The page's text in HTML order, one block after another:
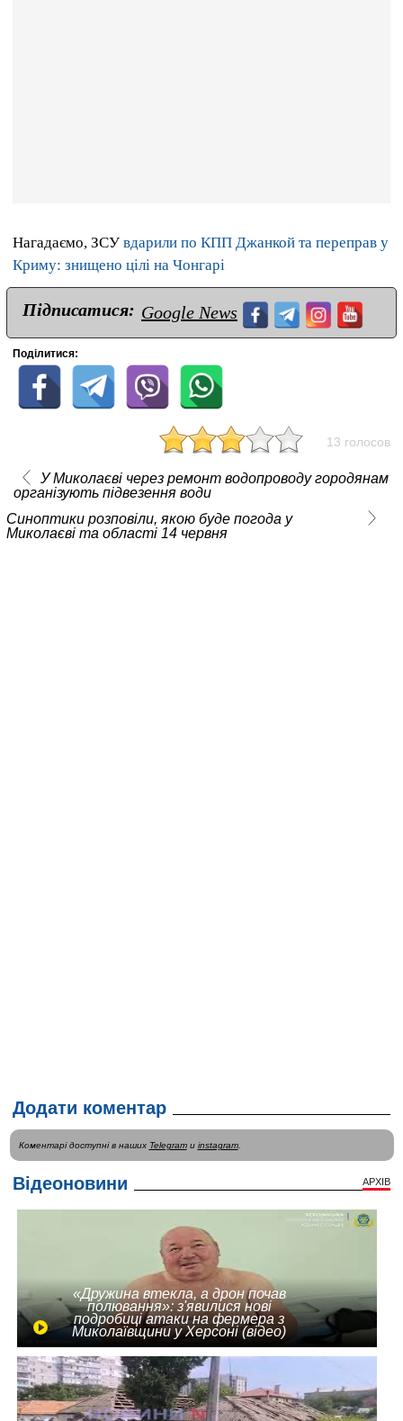
Нагадаємо, ЗСУ вдарили по КПП Джанкой та переправ у
Криму: знищено цілі на Чонгарі
Підписатися: Google News
Поділитися:
13 голосов
У Миколаєві через ремонт водопроводу городянам
організують підвезення води
Синоптики розповіли, якою буде погода у
Миколаєві та області 14 червня
Додати коментар
Коментарі доступні в наших Telegramи instagram.
Відеоновини АРХІВ
«Дружина втекла, а дрон почав
полювання»: з'явилися нові
подробиці атаки на фермера з
Миколаївщини у Херсоні (відео)